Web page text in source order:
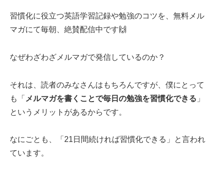
習慣化に役立つ英語学習記録や勉強のコツを、無料メル
マガにて毎朝、絶賛配信中です🙌
なぜわざわざメルマガで発信しているのか？
それは、読者のみなさんはもちろんですが、僕にとって
も「 メルマガを書くことで毎日の勉強を習慣化できる 」
というメリットがあるからです。
なにごとも、「21日間続ければ習慣化できる」と言われ
ています。